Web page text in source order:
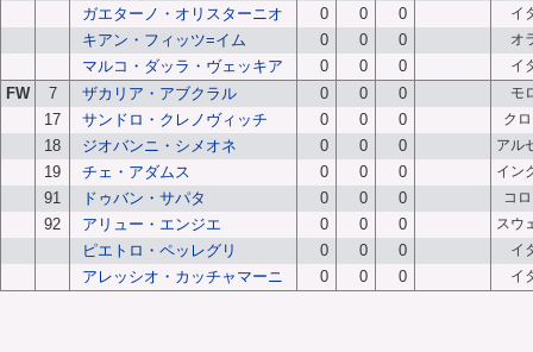
ガエターノ・オリスターニオ 0 0 0 イ
キアン・フィッツ=イム 0 0 0 オ
マルコ・ダッラ・ヴェッキア 0 0 0 イ
FW 7 ザカリア・アブクラル 0 0 0 モ
17 サンドロ・クレノヴィッチ 0 0 0 ク
18 ジオバンニ・シメオネ 0 0 0 アル
19 チェ・アダムス 0 0 0 イン
91 ドゥバン・サパタ 0 0 0 コ
92 アリュー・エンジエ 0 0 0 スウ
ピエトロ・ペッレグリ 0 0 0 イ
アレッシオ・カッチャマーニ 0 0 0 イ